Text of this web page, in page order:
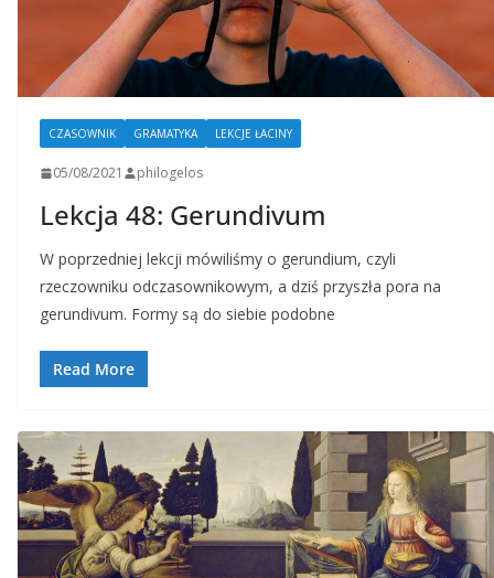
CZASOWNIK GRAMATYKA LEKCJE ŁACINY
05/08/2021 philogelos
Lekcja 48: Gerundivum
W poprzedniej lekcji mówiliśmy o gerundium, czyli
rzeczowniku odczasownikowym, a dziś przyszła pora na
gerundivum. Formy są do siebie podobne
Read More